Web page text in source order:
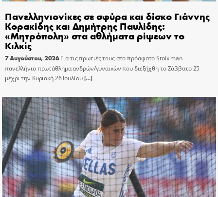
Πανελληνιονίκες σε σφύρα και δίσκο Γιάννης
Κορακίδης και Δημήτρης Παυλίδης:
«Μητρόπολη» στα αθλήματα ρίψεων το
Κιλκίς
7 Αυγούστου, 2026 Για τις πρωτιές τους στο πρόσφατο Stoiximan
πανελλήνιο πρωτάθλημα ανδρών/γυναικών που διεξήχθη το Σάββατο 25
μέχρι την Κυριακή 26 Ιουλίου[…]